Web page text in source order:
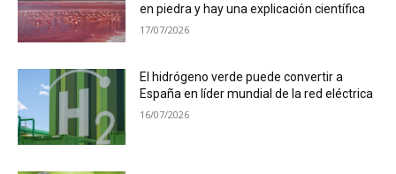
en piedra y hay una explicación científica
17/07/2026
El hidrógeno verde puede convertir a
España en líder mundial de la red eléctrica
16/07/2026